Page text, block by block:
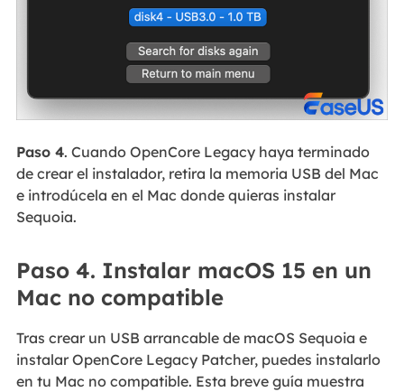
Paso 4. Cuando OpenCore Legacy haya terminado
de crear el instalador, retira la memoria USB del Mac
e introdúcela en el Mac donde quieras instalar
Sequoia.
Paso 4. Instalar macOS 15 en un
Mac no compatible
Tras crear un USB arrancable de macOS Sequoia e
instalar OpenCore Legacy Patcher, puedes instalarlo
en tu Mac no compatible. Esta breve guía muestra